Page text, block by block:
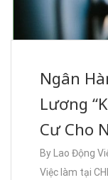
Ngân
Lương
Cư Cho
By Lao Động
Việc làm tại